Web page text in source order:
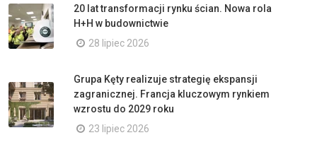
20 lat transformacji rynku ścian. Nowa rola
H+H w budownictwie
28 lipiec 2026
Grupa Kęty realizuje strategię ekspansji
zagranicznej. Francja kluczowym rynkiem
wzrostu do 2029 roku
23 lipiec 2026